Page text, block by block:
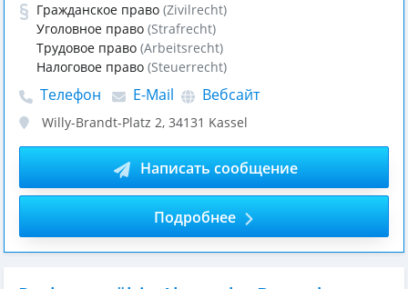
Гражданское право (Zivilrecht)
Уголовное право (Strafrecht)
Трудовое право (Arbeitsrecht)
Налоговое право (Steuerrecht)
Телефон E-Mail Вебсайт
Willy-Brandt-Platz 2, 34131 Kassel
Написать сообщение
Подробнее